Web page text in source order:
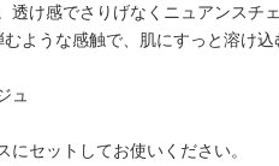
透け感でさりげなくニュアンス
ような感触で、肌にすっと溶け
ュ
セットしてお使いください。